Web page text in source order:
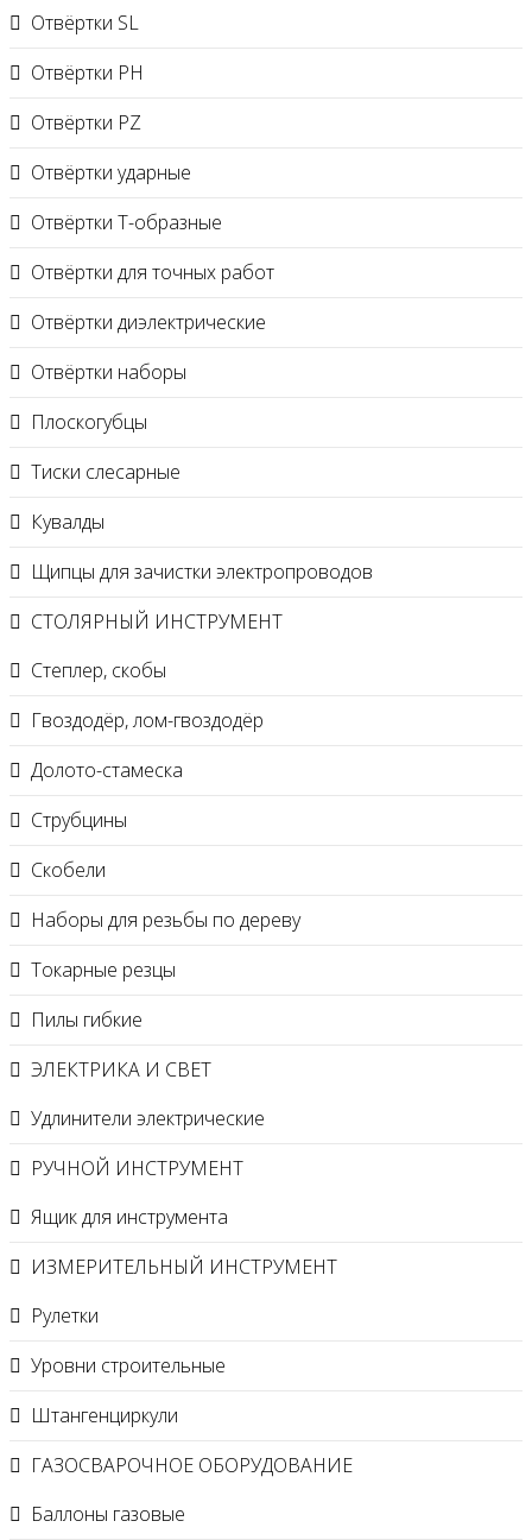
Отвёртки SL
Отвёртки PH
Отвёртки PZ
Отвёртки ударные
Отвёртки Т-образные
Отвёртки для точных работ
Отвёртки диэлектрические
Отвёртки наборы
Плоскогубцы
Тиски слесарные
Кувалды
Щипцы для зачистки электропроводов
СТОЛЯРНЫЙ ИНСТРУМЕНТ
Степлер, скобы
Гвоздодёр, лом-гвоздодёр
Долото-стамеска
Струбцины
Скобели
Наборы для резьбы по дереву
Токарные резцы
Пилы гибкие
ЭЛЕКТРИКА И СВЕТ
Удлинители электрические
РУЧНОЙ ИНСТРУМЕНТ
Ящик для инструмента
ИЗМЕРИТЕЛЬНЫЙ ИНСТРУМЕНТ
Рулетки
Уровни строительные
Штангенциркули
ГАЗОСВАРОЧНОЕ ОБОРУДОВАНИЕ
Баллоны газовые